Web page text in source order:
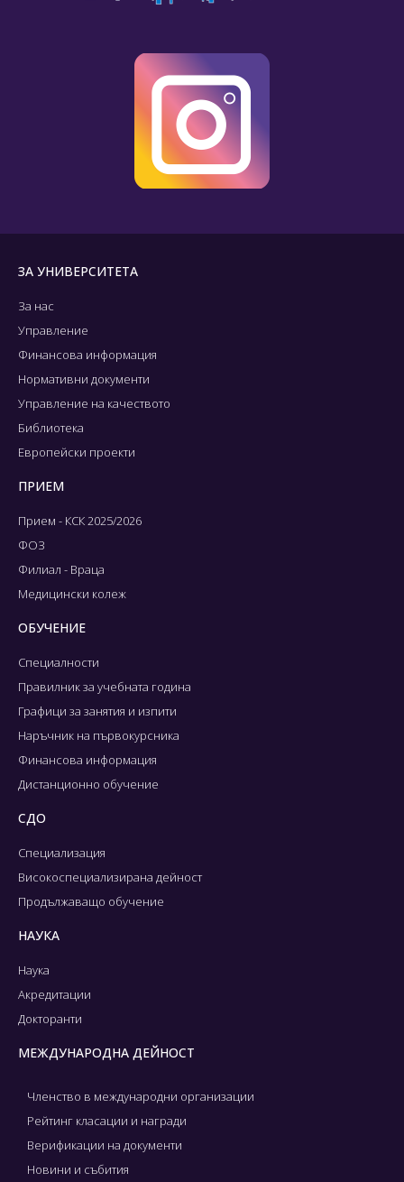
ЗА УНИВЕРСИТЕТА
За нас
Управление
Финансова информация
Нормативни документи
Управление на качеството
Библиотека
Европейски проекти
ПРИЕМ
Прием - КСК 2025/2026
ФОЗ
Филиал - Враца
Медицински колеж
ОБУЧЕНИЕ
Специалности
Правилник за учебната година
Графици за занятия и изпити
Наръчник на първокурсника
Финансова информация
Дистанционно обучение
СДО
Специализация
Високоспециализирана дейност
Продължаващо обучение
НАУКА
Наука
Акредитации
Докторанти
МЕЖДУНАРОДНА ДЕЙНОСТ
Членство в международни организации
Рейтинг класации и награди
Верификации на документи
Новини и събития